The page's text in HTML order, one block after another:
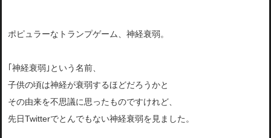
ポピュラーなトランプゲーム、神経衰弱。
｢神経衰弱｣という名前、
子供の頃は神経が衰弱するほどだろうかと
その由来を不思議に思ったものですけれど、
先日Twitterでとんでもない神経衰弱を見ました。